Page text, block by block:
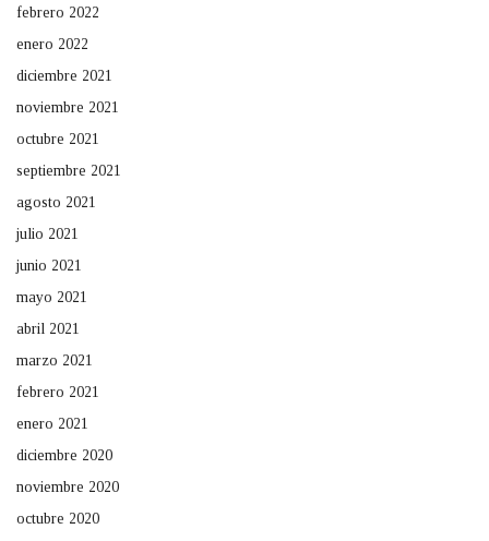
febrero 2022
enero 2022
diciembre 2021
noviembre 2021
octubre 2021
septiembre 2021
agosto 2021
julio 2021
junio 2021
mayo 2021
abril 2021
marzo 2021
febrero 2021
enero 2021
diciembre 2020
noviembre 2020
octubre 2020